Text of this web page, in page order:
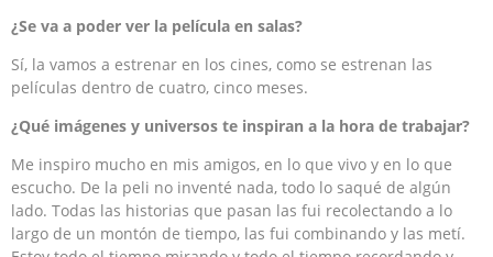
¿Se va a poder ver la película en salas?
Sí, la vamos a estrenar en los cines, como se estrenan las
películas dentro de cuatro, cinco meses.
¿Qué imágenes y universos te inspiran a la hora de trabajar?
Me inspiro mucho en mis amigos, en lo que vivo y en lo que
escucho. De la peli no inventé nada, todo lo saqué de algún
lado. Todas las historias que pasan las fui recolectando a lo
largo de un montón de tiempo, las fui combinando y las metí.